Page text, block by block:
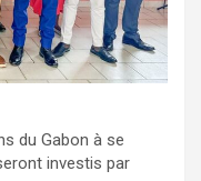
du Gabon à se
investis par